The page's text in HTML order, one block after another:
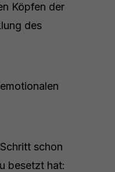
Köpfen der
des
schon
besetzt hat: